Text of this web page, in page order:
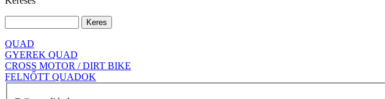
QUAD
GYEREK QUAD
CROSS MOTOR / DIRT BIKE
FELNŐTT QUADOK